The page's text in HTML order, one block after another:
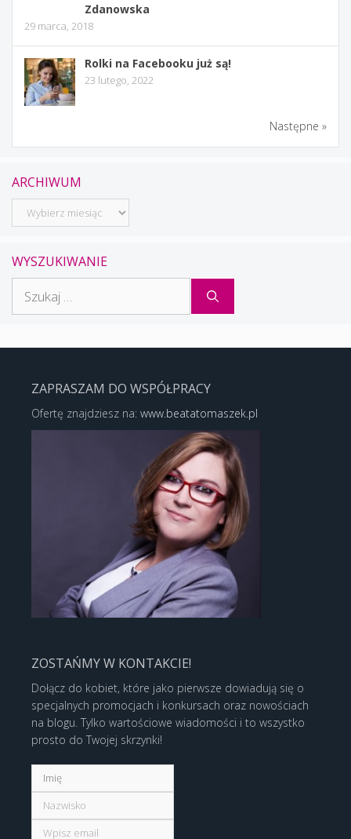
Zdanowska
29 marca, 2018
Rolki na Facebooku już są!
23 lutego, 2022
Następne »
ARCHIWUM
Archiwum
WYSZUKIWANIE
ZAPRASZAM DO WSPÓŁPRACY
Ofertę znajdziesz na: www.beatatomaszek.pl
ZOSTAŃMY W KONTAKCIE!
Dołącz do kobiet, które jako pierwsze dowiadują się o
specjalnych promocjach i konkursach oraz nowościach
na blogu. Tylko wartościowe wiadomości i to wszystko
prosto do Twojej skrzynki!